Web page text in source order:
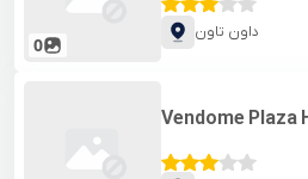
0
داون تاون
Vendome Plaza